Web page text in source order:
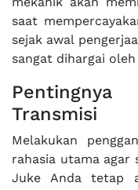
saat
sejak awal
sangat dihargai
Transmisi
Melakukan
rahasia utama agar
Juke Anda tetap